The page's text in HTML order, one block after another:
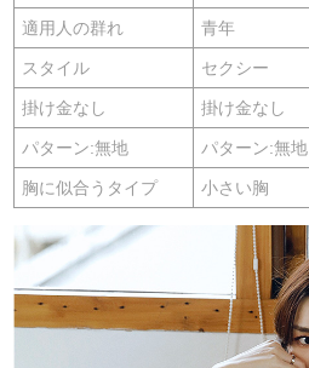
適用人の群れ 青年
スタイル セクシー
掛け金なし 掛け金なし
パターン:無地 パターン:無地
胸に似合うタイプ 小さい胸